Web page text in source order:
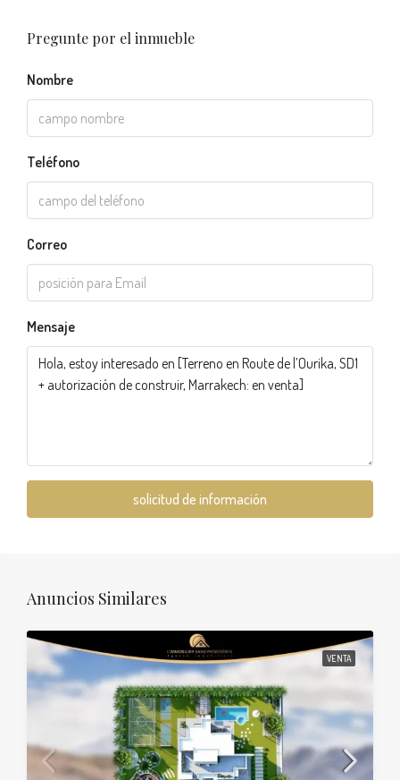
Pregunte por el inmueble
Nombre
Teléfono
Correo
Mensaje
solicitud de información
Anuncios Similares
VENTA